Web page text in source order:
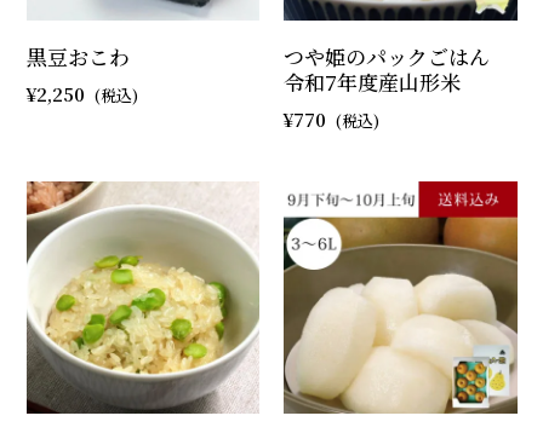
黒豆おこわ
2,250
つや姫のパックごはん
令和7年度産山形米
770